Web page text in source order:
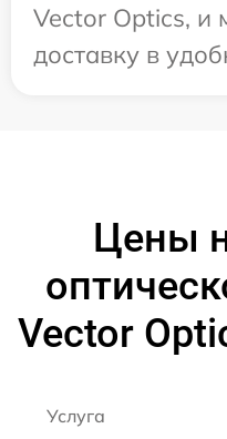
Vector Optics, и
доставку в
Цены
Vector
Услуга